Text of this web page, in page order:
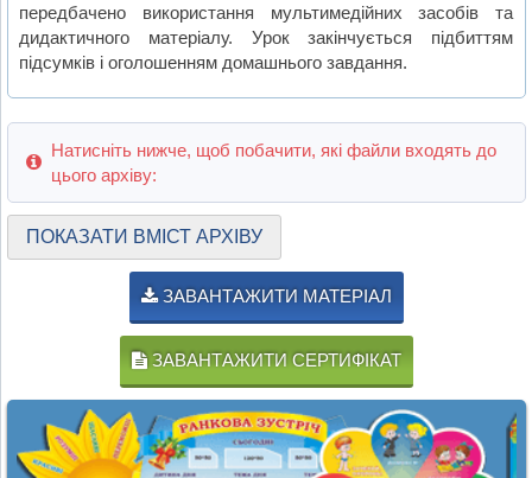
передбачено використання мультимедійних засобів та
дидактичного матеріалу. Урок закінчується підбиттям
підсумків і оголошенням домашнього завдання.
Натисніть нижче, щоб побачити, які файли входять до
цього архіву:
ПОКАЗАТИ ВМІСТ АРХІВУ
ЗАВАНТАЖИТИ МАТЕРІАЛ
ЗАВАНТАЖИТИ СЕРТИФІКАТ